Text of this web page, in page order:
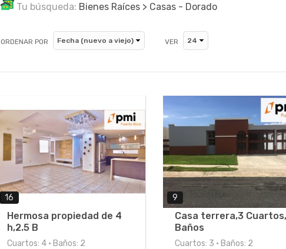
Tu búsqueda: Bienes Raíces > Casas - Dorado
ORDENAR POR VER
16
Hermosa propiedad de 4
h,2.5 B
Cuartos: 4 • Baños: 2
9
Casa terrera,3
Baños
Cuartos: 3 • Baños: 2